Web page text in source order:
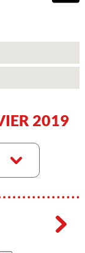
2019